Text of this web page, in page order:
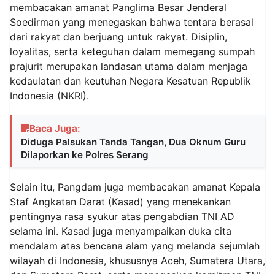
membacakan amanat Panglima Besar Jenderal
Soedirman yang menegaskan bahwa tentara berasal
dari rakyat dan berjuang untuk rakyat. Disiplin,
loyalitas, serta keteguhan dalam memegang sumpah
prajurit merupakan landasan utama dalam menjaga
kedaulatan dan keutuhan Negara Kesatuan Republik
Indonesia (NKRI).
Baca Juga:
Diduga Palsukan Tanda Tangan, Dua Oknum Guru
Dilaporkan ke Polres Serang
Selain itu, Pangdam juga membacakan amanat Kepala
Staf Angkatan Darat (Kasad) yang menekankan
pentingnya rasa syukur atas pengabdian TNI AD
selama ini. Kasad juga menyampaikan duka cita
mendalam atas bencana alam yang melanda sejumlah
wilayah di Indonesia, khususnya Aceh, Sumatera Utara,